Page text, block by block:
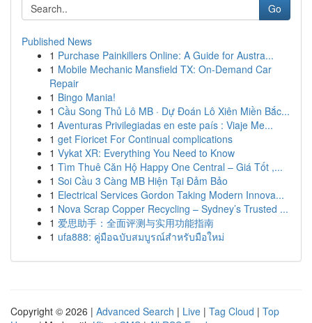
Go
Published News
1 Purchase Painkillers Online: A Guide for Austra...
1 Mobile Mechanic Mansfield TX: On-Demand Car
Repair
1 Bingo Mania!
1 Cầu Song Thủ Lô MB · Dự Đoán Lô Xiên Miền Bắc...
1 Aventuras Privilegiadas en este país : Viaje Me...
1 get Fioricet For Continual complications
1 Vykat XR: Everything You Need to Know
1 Tìm Thuê Căn Hộ Happy One Central – Giá Tốt ,...
1 Soi Cầu 3 Càng MB Hiện Tại Đảm Bảo
1 Electrical Services Gordon Taking Modern Innova...
1 Nova Scrap Copper Recycling – Sydney’s Trusted ...
1 爱思助手：全面评测与实用功能指南
1 ufa888: คู่มือฉบับสมบูรณ์สำหรับมือใหม่
Copyright © 2026 | Advanced Search | Live | Tag Cloud | Top